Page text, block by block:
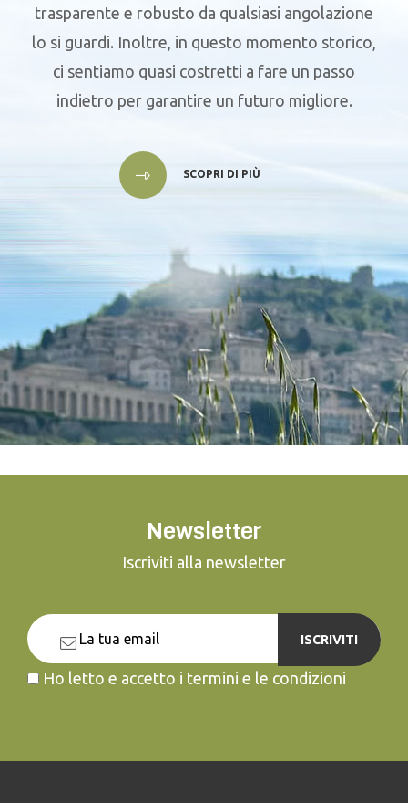
trasparente e robusto da qualsiasi angolazione
lo si guardi. Inoltre, in questo momento storico,
ci sentiamo quasi costretti a fare un passo
indietro per garantire un futuro migliore.
SCOPRI DI PIÙ
Newsletter
Iscriviti alla newsletter
ISCRIVITI
Ho letto e accetto i termini e le condizioni